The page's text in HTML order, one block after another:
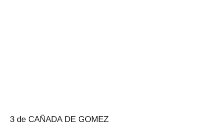
3 de CAÑADA DE GOMEZ